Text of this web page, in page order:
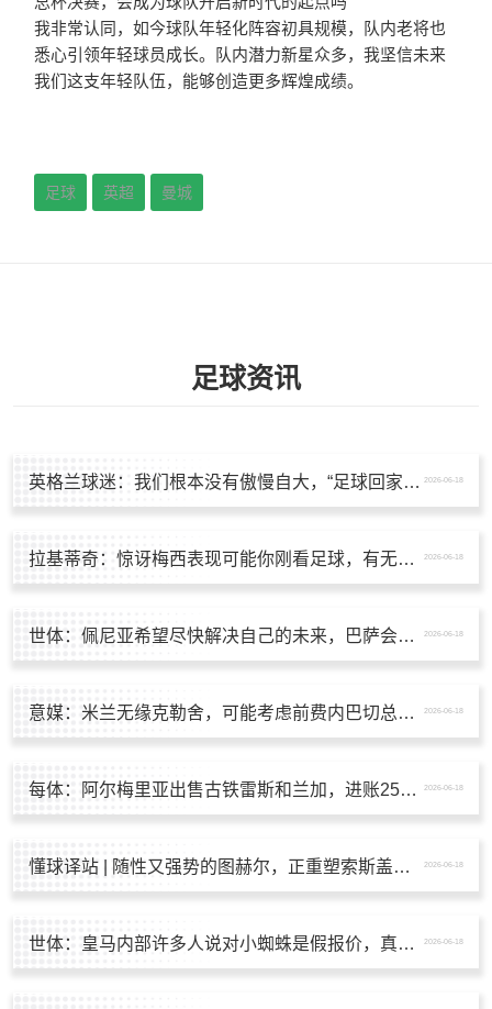
我非常认同，如今球队年轻化阵容初具规模，队内老将也
悉心引领年轻球员成长。队内潜力新星众多，我坚信未来
我们这支年轻队伍，能够创造更多辉煌成绩。
足球 英超 曼城
足球资讯
英格兰球迷：我们根本没有傲慢自大，“足球回家”是被别人曲解了 2026-06-18
拉基蒂奇：惊讶梅西表现可能你刚看足球，有无梅西足球将截然不同 2026-06-18
世体：佩尼亚希望尽快解决自己的未来，巴萨会为他的离队提供便利 2026-06-18
意媒：米兰无缘克勒舍，可能考虑前费内巴切总监厄泽克 2026-06-18
每体：阿尔梅里亚出售古铁雷斯和兰加，进账250万欧 2026-06-18
懂球译站 | 随性又强势的图赫尔，正重塑索斯盖特的英格兰 2026-06-18
世体：皇马内部许多人说对小蜘蛛是假报价，真正目标是奥利塞 2026-06-18